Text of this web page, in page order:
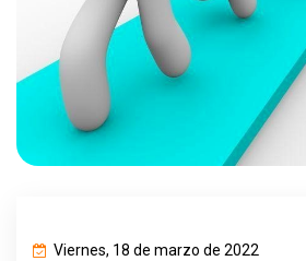
Viernes, 18 de marzo de 2022